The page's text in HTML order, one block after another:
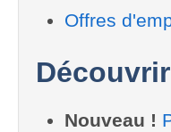
Offres
Nouveau !